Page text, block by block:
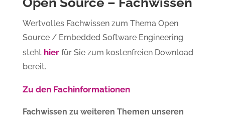
Wertvolles Fachwissen zum Thema Open
Source / Embedded Software Engineering
steht hier für Sie zum kostenfreien Download
bereit.
Zu den Fachinformationen
Fachwissen zu weiteren Themen unseren